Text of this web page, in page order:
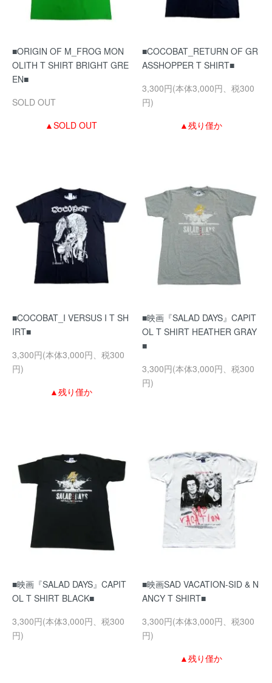
■ORIGIN OF M_FROG MON
OLITH T SHIRT BRIGHT GRE
EN■
SOLD OUT
▲SOLD OUT
■COCOBAT_RETURN OF GR
ASSHOPPER T SHIRT■
3,300円(本体3,000円、税300
円)
▲残り僅か
■COCOBAT_I VERSUS I T SH
IRT■
3,300円(本体3,000円、税300
円)
▲残り僅か
■映画『SALAD DAYS』CAPIT
OL T SHIRT HEATHER GRAY
■
3,300円(本体3,000円、税300
円)
■映画『SALAD DAYS』CAPIT
OL T SHIRT BLACK■
3,300円(本体3,000円、税300
円)
■映画SAD VACATION-SID & N
ANCY T SHIRT■
3,300円(本体3,000円、税300
円)
▲残り僅か